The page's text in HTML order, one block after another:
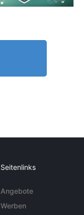
Seitenlinks
Angebote
Werben